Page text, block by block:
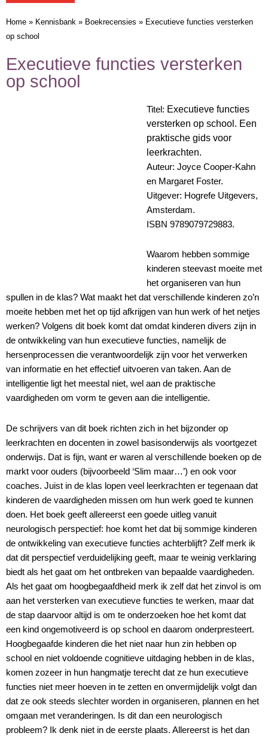
Home » Kennisbank » Boekrecensies » Executieve functies versterken
op school
Executieve functies versterken
op school
Titel: Executieve functies
versterken op school. Een
praktische gids voor
leerkrachten.
Auteur: Joyce Cooper-Kahn
en Margaret Foster.
Uitgever: Hogrefe Uitgevers,
Amsterdam.
ISBN 9789079729883.
Waarom hebben sommige
kinderen steevast moeite met
het organiseren van hun
spullen in de klas? Wat maakt het dat verschillende kinderen zo’n
moeite hebben met het op tijd afkrijgen van hun werk of het netjes
werken? Volgens dit boek komt dat omdat kinderen divers zijn in
de ontwikkeling van hun executieve functies, namelijk de
hersenprocessen die verantwoordelijk zijn voor het verwerken
van informatie en het effectief uitvoeren van taken. Aan de
intelligentie ligt het meestal niet, wel aan de praktische
vaardigheden om vorm te geven aan die intelligentie.
De schrijvers van dit boek richten zich in het bijzonder op
leerkrachten en docenten in zowel basisonderwijs als voortgezet
onderwijs. Dat is fijn, want er waren al verschillende boeken op de
markt voor ouders (bijvoorbeeld ‘Slim maar…’) en ook voor
coaches. Juist in de klas lopen veel leerkrachten er tegenaan dat
kinderen de vaardigheden missen om hun werk goed te kunnen
doen. Het boek geeft allereerst een goede uitleg vanuit
neurologisch perspectief: hoe komt het dat bij sommige kinderen
de ontwikkeling van executieve functies achterblijft? Zelf merk ik
dat dit perspectief verduidelijking geeft, maar te weinig verklaring
biedt als het gaat om het ontbreken van bepaalde vaardigheden.
Als het gaat om hoogbegaafdheid merk ik zelf dat het zinvol is om
aan het versterken van executieve functies te werken, maar dat
de stap daarvoor altijd is om te onderzoeken hoe het komt dat
een kind ongemotiveerd is op school en daarom onderpresteert.
Hoogbegaafde kinderen die het niet naar hun zin hebben op
school en niet voldoende cognitieve uitdaging hebben in de klas,
komen zozeer in hun hangmatje terecht dat ze hun executieve
functies niet meer hoeven in te zetten en onvermijdelijk volgt dan
dat ze ook steeds slechter worden in organiseren, plannen en het
omgaan met veranderingen. Is dit dan een neurologisch
probleem? Ik denk niet in de eerste plaats. Allereerst is het dan